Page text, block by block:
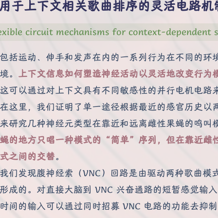
于上下文相关歌曲排序的灵活电路机
circuit mechanisms for context-dependent
包括运动、伸手和发声在内的一系列行为在不同的环
境。 上下文信息如何塑造神经活动以灵活地改变行为
这可以通过对上下文具有不同敏感性的并行电机电路
在这里，我们证明了单一途径根据最近的感官历史以
来研究几种神经元类型在靠近和远离雌性果蝇的鸣叫
蝇的地方只唱一种模式的“简单”序列，但在靠近雌
式之间的交替。
我们发现腹神经索（VNC）回路是由驱动两种歌曲
形成的。对直接大脑到 VNC 兴奋通路的短暂感觉输
时间的输入可以通过同时招募 VNC 电路的功能去抑